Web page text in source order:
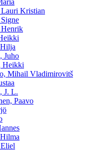
Lauri Kristian
Juho
Heikki
Mihail Vladimirovitš
J. L.
Paavo